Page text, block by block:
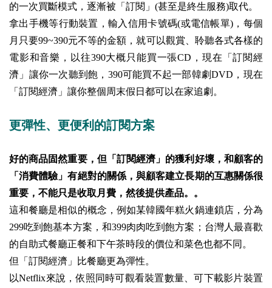
的一次買斷模式，逐漸被「訂閱」(甚至是終生服務)取代。
拿出手機等行動裝置，輸入信用卡號碼(或電信帳單)，每個
月只要99~390元不等的金額，就可以觀賞、聆聽各式各樣的
電影和音樂，以往390大概只能買一張CD，現在「訂閱經
濟」讓你一次聽到飽，390可能買不起一部韓劇DVD，現在
「訂閱經濟」讓你整個周末假日都可以在家追劇。
更彈性、更便利的訂閱方案
好的商品固然重要，但「訂閱經濟」的獲利好壞，和顧客的
「消費體驗」有絕對的關係，與顧客建立長期的互惠關係很
重要，不能只是收取月費，然後提供產品。。
這和餐廳是相似的概念，例如某韓國年糕火鍋連鎖店，分為
299吃到飽基本方案，和399肉肉吃到飽方案；台灣人最喜歡
的自助式餐廳正餐和下午茶時段的價位和菜色也都不同。
但「訂閱經濟」比餐廳更為彈性。
以Netflix來說，依照同時可觀看裝置數量、可下載影片裝置